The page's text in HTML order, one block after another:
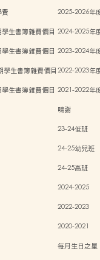
2025-2026年
生書簿雜費價目 2024-2025年
生書簿雜費價目 2023-2024年
學生書簿雜費價目2022-2023年
生書簿雜費價目 2021-2022年
鳴謝
23-24低班
24-25幼兒班
24-25高班
2024-2025
2022-2023
2020-2021
每月生日之星